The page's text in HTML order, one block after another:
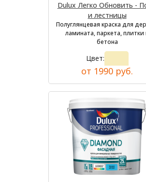
Dulux Легко Обновить -
и лестницы
Полуглянцевая краска для
ламината, паркета, плитки
бетона
Цвет:
от 1990 руб.